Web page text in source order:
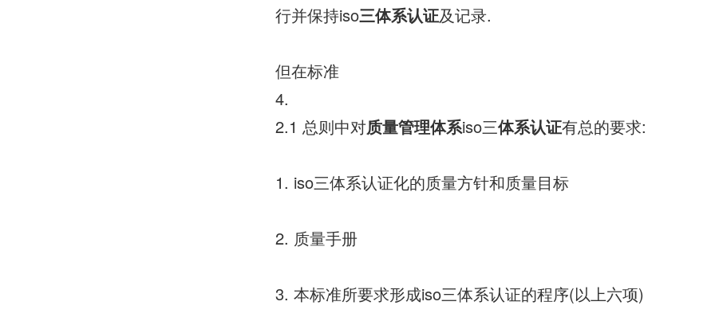
行并保持iso三体系认证及记录.
但在标准
4.
2.1 总则中对质量管理体系iso三体系认证有总的要求:
1. iso三体系认证化的质量方针和质量目标
2. 质量手册
3. 本标准所要求形成iso三体系认证的程序(以上六项)